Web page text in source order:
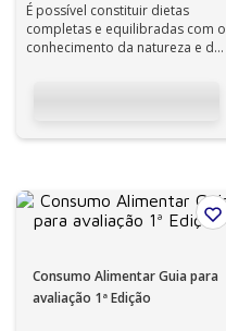
É possível constituir dietas
completas e equilibradas com o
conhecimento da natureza e da
Consumo Alimentar Guia para
avaliação 1ª Edição